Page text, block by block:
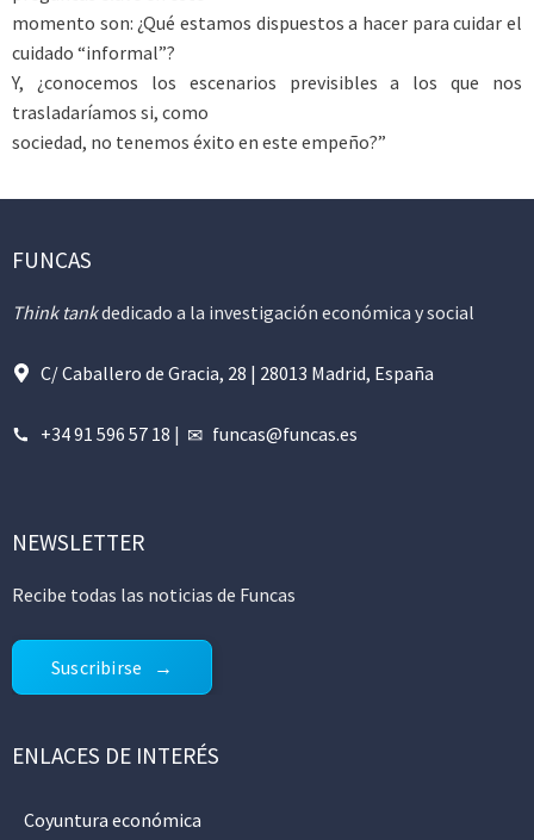
momento son: ¿Qué estamos dispuestos a hacer para cuidar el
cuidado “informal”?
Y, ¿conocemos los escenarios previsibles a los que nos
trasladaríamos si, como
sociedad, no tenemos éxito en este empeño?”
FUNCAS
Think tankdedicado a la investigación económica y social
C/ Caballero de Gracia, 28 | 28013 Madrid, España
+34 91 596 57 18 | funcas@funcas.es
NEWSLETTER
Recibe todas las noticias de Funcas
Suscribirse
ENLACES DE INTERÉS
Coyuntura económica